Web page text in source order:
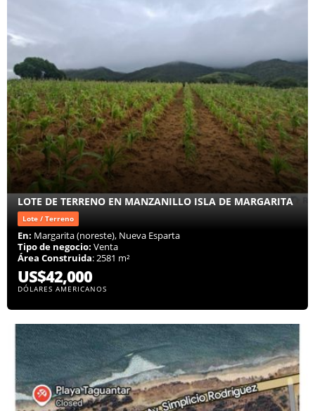
LOTE DE TERRENO EN MANZANILLO ISLA DE MARGARITA
Lote / Terreno
En: Margarita (noreste), Nueva Esparta
Tipo de negocio: Venta
Área Construida: 2581 m²
US$42,000
DÓLARES AMERICANOS